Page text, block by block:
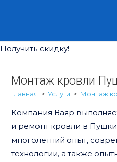
Получить скидку!
Монтаж кровли
Главная > Услуги > Монтаж
Компания Ваяр
и ремонт кровли в
многолетний опыт,
технологии, а также